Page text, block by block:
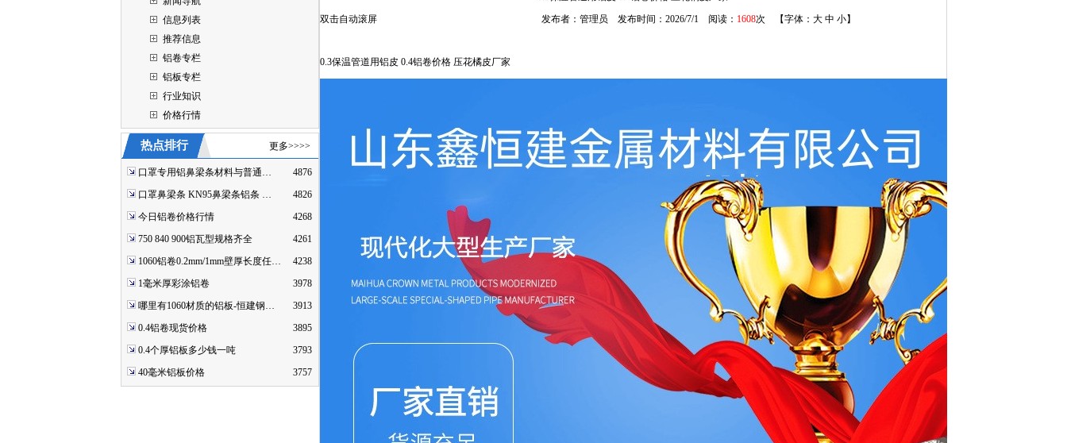
信息列表
推荐信息
铝卷专栏
铝板专栏
行业知识
价格行情
热点排行 更多>>>>
口罩专用铝鼻梁条材料与普通…
4876
口罩鼻梁条 KN95鼻梁条铝条 …
4826
今日铝卷价格行情
4268
750 840 900铝瓦型规格齐全
4261
1060铝卷0.2mm/1mm壁厚长度任…
4238
1毫米厚彩涂铝卷
3978
哪里有1060材质的铝板-恒建钢…
3913
0.4铝卷现货价格
3895
0.4个厚铝板多少钱一吨
3793
40毫米铝板价格
3757
双击自动滚屏
发布者：管理员 发布时间：2026/7/1 阅读： 1608次 【字体： 大 中 小】
0.3保温管道用铝皮 0.4铝卷价格 压花橘皮厂家